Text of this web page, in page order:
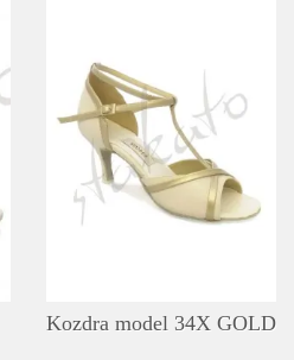
SZCZEGÓŁY
Kozdra model 34X GOLD